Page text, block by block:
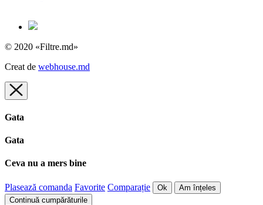
© 2020 «Filtre.md»
Creat de webhouse.md
Gata
Gata
Ceva nu a mers bine
Plasează comanda Favorite Comparație Ok
Am înțeles
Continuă cumpărăturile